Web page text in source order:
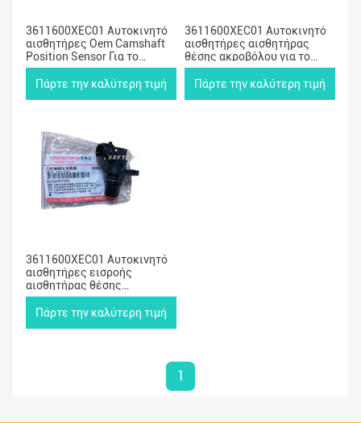
3611600XEC01 Αυτοκινητό
αισθητήρες Oem Camshaft
Position Sensor Για το
Μεγάλο Τείχος Haval Hover
H4 H6
Πάρτε την καλύτερη τιμή
3611600XEC01 Αυτοκινητό
αισθητήρες αισθητήρας
θέσης ακροβόλου για το
μεγάλο τείχος H4 H6 H8 H9
WEY VV5
Πάρτε την καλύτερη τιμή
3611600XEC01 Αυτοκινητό
αισθητήρες εισροής
αισθητήρας θέσης
ατρακτοφόρου για
περιπλανώμενο H4 H6 H8 H9
Πάρτε την καλύτερη τιμή
1